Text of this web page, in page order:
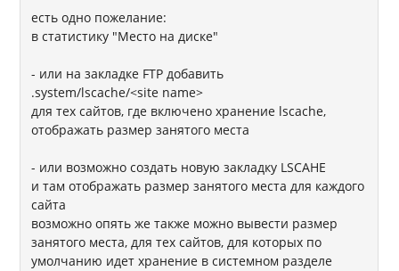
есть одно пожелание:
в статистику "Место на диске"
- или на закладке FTP добавить
.system/lscache/<site name>
для тех сайтов, где включено хранение lscache,
отображать размер занятого места
- или возможно создать новую закладку LSCAHE
и там отображать размер занятого места для каждого
сайта
возможно опять же также можно вывести размер
занятого места, для тех сайтов, для которых по
умолчанию идет хранение в системном разделе